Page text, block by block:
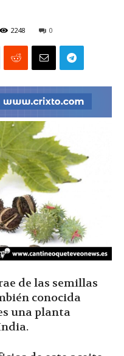
2248 0
de las semillas
conocida
una planta